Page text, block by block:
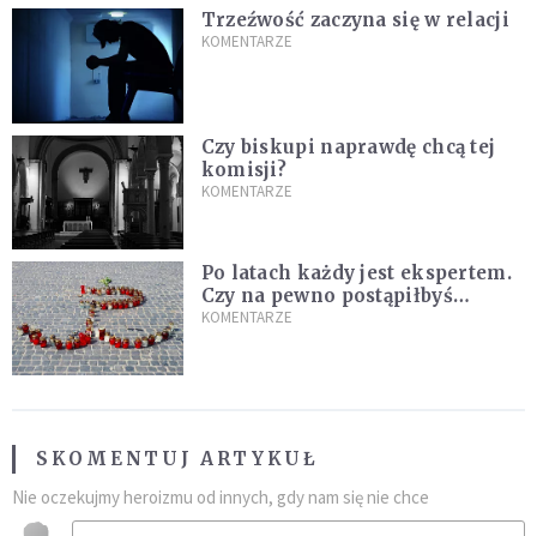
Trzeźwość zaczyna się w relacji
KOMENTARZE
Czy biskupi naprawdę chcą tej
komisji?
KOMENTARZE
Po latach każdy jest ekspertem.
Czy na pewno postąpiłbyś
inaczej?
KOMENTARZE
SKOMENTUJ ARTYKUŁ
Nie oczekujmy heroizmu od innych, gdy nam się nie chce